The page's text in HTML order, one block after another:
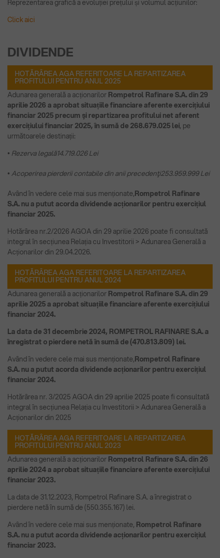
Reprezentarea grafică a evoluției prețului și volumul acțiunilor:
Click aici
DIVIDENDE
HOTĂRÂREA AGA REFERITOARE LA REPARTIZAREA
PROFITULUI PENTRU ANUL 2025
Adunarea generală a acționarilor Rompetrol Rafinare S.A. din 29
aprilie 2026 a aprobat situațiile financiare aferente exercițiului
financiar 2025 precum şi repartizarea profitului net aferent
exercițiului financiar 2025, în sumă de 268.679.025 lei, pe
următoarele destinații:
• Rezerva legală14.719.026 Lei
• Acoperirea pierderii contabile din anii precedenţi253.959.999 Lei
Având în vedere cele mai sus menționate,Rompetrol Rafinare
S.A. nu a putut acorda dividende acționarilor pentru exercițiul
financiar 2025.
Hotărârea nr.2/2026 AGOA din 29 aprilie 2026 poate fi consultată
integral în secțiunea Relația cu Investitorii > Adunarea Generală a
Acționarilor din 29.04.2026.
HOTĂRÂREA AGA REFERITOARE LA REPARTIZAREA
PROFITULUI PENTRU ANUL 2024
Adunarea generală a acționarilor Rompetrol Rafinare S.A. din 29
aprilie 2025 a aprobat situațiile financiare aferente exercițiului
financiar 2024.
La data de 31 decembrie 2024, ROMPETROL RAFINARE S.A. a
înregistrat o pierdere netă în sumă de (470.813.809) lei.
Având în vedere cele mai sus menționate,Rompetrol Rafinare
S.A. nu a putut acorda dividende acționarilor pentru exercițiul
financiar 2024.
Hotărârea nr. 3/2025 AGOA din 29 aprilie 2025 poate fi consultată
integral în secțiunea Relația cu Investitorii > Adunarea Generală a
Acționarilor din 2025
HOTĂRÂREA AGA REFERITOARE LA REPARTIZAREA
PROFITULUI PENTRU ANUL 2023
Adunarea generală a acționarilor Rompetrol Rafinare S.A. din 26
aprilie 2024 a aprobat situațiile financiare aferente exercițiului
financiar 2023.
La data de 31.12.2023, Rompetrol Rafinare S.A. a înregistrat o
pierdere netă în sumă de (550.355.167) lei.
Având în vedere cele mai sus menționate, Rompetrol Rafinare
S.A. nu a putut acorda dividende acționarilor pentru exercițiul
financiar 2023.